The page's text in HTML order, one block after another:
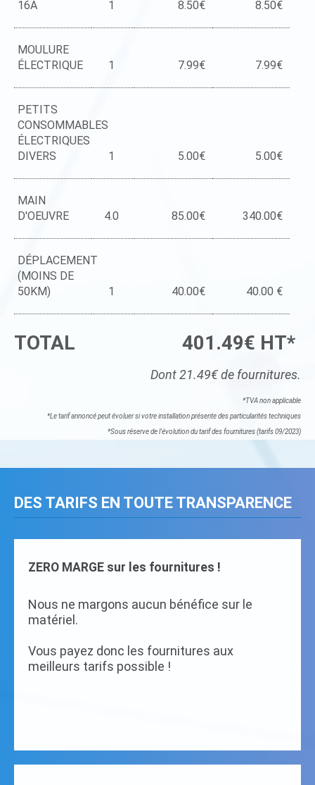
16A 1 8.50€ 8.50€
MOULURE
ÉLECTRIQUE
1 7.99€ 7.99€
PETITS
CONSOMMABLES
ÉLECTRIQUES
DIVERS
1 5.00€ 5.00€
MAIN
D'OEUVRE
4.0 85.00€ 340.00€
DÉPLACEMENT
(MOINS DE
50KM)
1 40.00€ 40.00 €
TOTAL 401.49€ HT*
Dont 21.49€ de fournitures.
*TVA non applicable
*Le tarif annoncé peut évoluer si votre installation présente des particularités techniques
*Sous réserve de l'évolution du tarif des fournitures (tarifs 09/2023)
DES TARIFS EN TOUTE TRANSPARENCE
ZERO MARGE sur les fournitures !
Nous ne margons aucun bénéfice sur le
matériel.
Vous payez donc les fournitures aux
meilleurs tarifs possible !